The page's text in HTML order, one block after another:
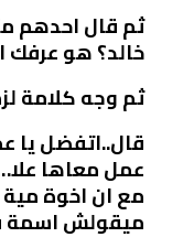
ثم قال احدهم
خالد؟ هو
ثم وجه كلامة
قال..اتفضل يا
عمل معاها
مع ان اخوة مية
ميقولش اسمة